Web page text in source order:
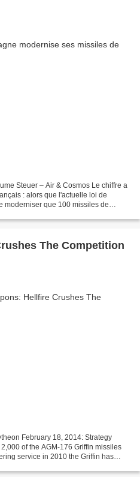
Steuer – Air & Cosmos Le chiffre a
: alors que l'actuelle loi de
moderniser que 100 missiles de
The Competition
February 18, 2014: Strategy
of the AGM-176 Griffin missiles
service in 2010 the Griffin has